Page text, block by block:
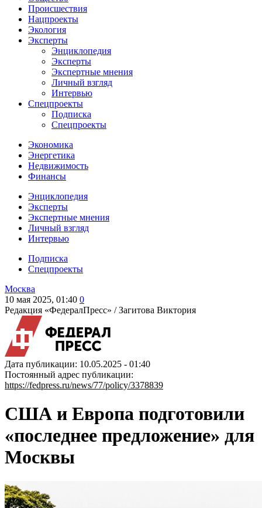
Происшествия
Нацпроекты
Экология
Эксперты
Энциклопедия
Эксперты
Экспертные мнения
Личный взгляд
Интервью
Спецпроекты
Подписка
Спецпроекты
Экономика
Энергетика
Недвижимость
Финансы
Энциклопедия
Эксперты
Экспертные мнения
Личный взгляд
Интервью
Подписка
Спецпроекты
Москва
10 мая 2025, 01:40 0
Редакция «ФедералПресс» /Загитова Виктория
Дата публикации: 10.05.2025 - 01:40
Постоянный адрес публикации:
https://fedpress.ru/news/77/policy/3378839
США и Европа подготовили
«последнее предложение» для
Москвы